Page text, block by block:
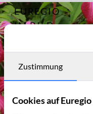
EUREGIO
IM BILD
Archiv
Kontakt
Archiv 13934
Zustimmung
Cookies auf